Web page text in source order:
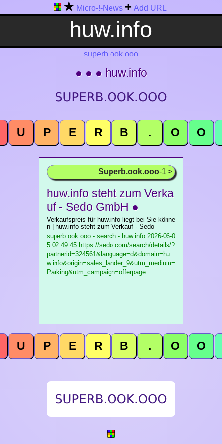
★ Micro-!-News + Add URL
.superb.ook.ooo
● ● ● huw.info
U P E R B . O O
Superb.ook.ooo-1 >
huw.info steht zum Verka
uf - Sedo GmbH ●
Verkaufspreis für huw.info liegt bei Sie könne
n | huw.info steht zum Verkauf - Sedo
superb.ook.ooo - search - huw.info 2026-06-0
5 02:49:45 https://sedo.com/search/details/?
partnerid=324561&language=d&domain=hu
w.info&origin=sales_lander_9&utm_medium=
Parking&utm_campaign=offerpage
U P E R B . O O